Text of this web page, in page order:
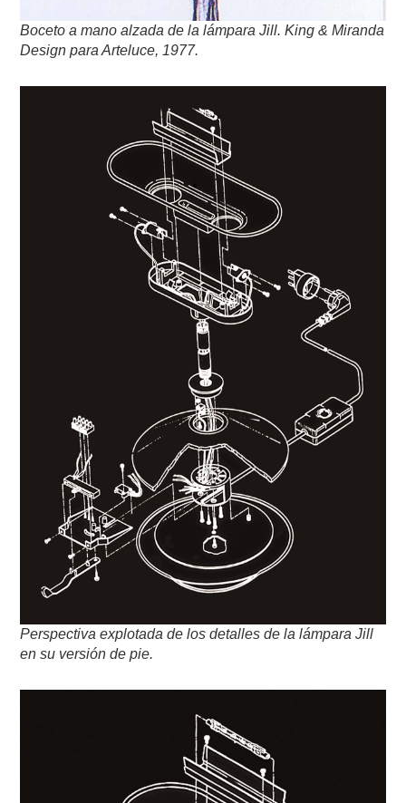
Boceto a mano alzada de la lámpara Jill.King & Miranda
Design para Arteluce, 1977.
Perspectiva explotada de los detalles de la lámpara Jill
en su versión de pie.